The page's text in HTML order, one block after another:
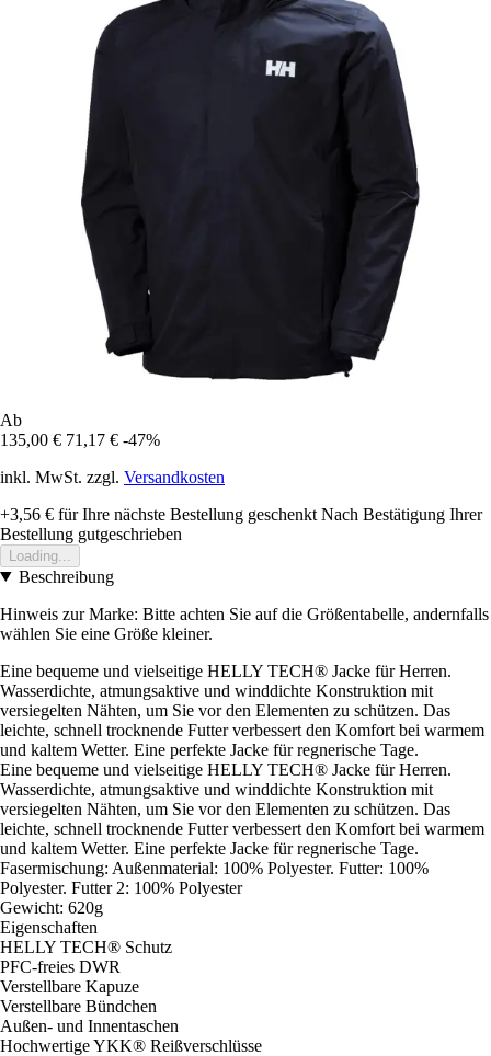
Ab
135,00 € 71,17 € -47%
inkl. MwSt. zzgl. Versandkosten
+3,56 € für Ihre nächste Bestellung geschenkt Nach Bestätigung Ihrer
Bestellung gutgeschrieben
Loading...
Beschreibung
Hinweis zur Marke: Bitte achten Sie auf die Größentabelle, andernfalls
wählen Sie eine Größe kleiner.
Eine bequeme und vielseitige HELLY TECH® Jacke für Herren.
Wasserdichte, atmungsaktive und winddichte Konstruktion mit
versiegelten Nähten, um Sie vor den Elementen zu schützen. Das
leichte, schnell trocknende Futter verbessert den Komfort bei warmem
und kaltem Wetter. Eine perfekte Jacke für regnerische Tage.
Eine bequeme und vielseitige HELLY TECH® Jacke für Herren.
Wasserdichte, atmungsaktive und winddichte Konstruktion mit
versiegelten Nähten, um Sie vor den Elementen zu schützen. Das
leichte, schnell trocknende Futter verbessert den Komfort bei warmem
und kaltem Wetter. Eine perfekte Jacke für regnerische Tage.
Fasermischung: Außenmaterial: 100% Polyester. Futter: 100%
Polyester. Futter 2: 100% Polyester
Gewicht: 620g
Eigenschaften
HELLY TECH® Schutz
PFC-freies DWR
Verstellbare Kapuze
Verstellbare Bündchen
Außen- und Innentaschen
Hochwertige YKK® Reißverschlüsse